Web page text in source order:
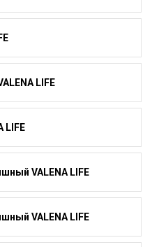
LIFE
LIFE
VALENA LIFE
VALENA LIFE